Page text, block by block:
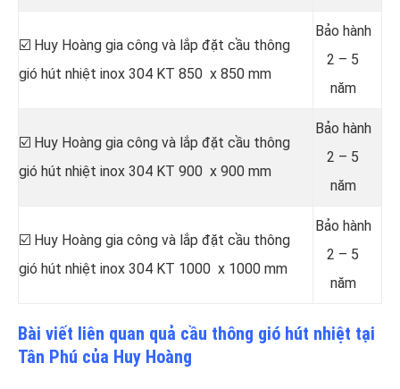
☑️ Huy Hoàng gia công và lắp đặt cầu thông
gió hút nhiệt inox 304 KT 850 x 850 mm
Bảo hành
2 – 5
năm
☑️ Huy Hoàng gia công và lắp đặt cầu thông
gió hút nhiệt inox 304 KT 900 x 900 mm
Bảo hành
2 – 5
năm
☑️ Huy Hoàng gia công và lắp đặt cầu thông
gió hút nhiệt inox 304 KT 1000 x 1000 mm
Bảo hành
2 – 5
năm
Bài viết liên quan quả cầu thông gió hút nhiệt tại
Tân Phú của Huy Hoàng